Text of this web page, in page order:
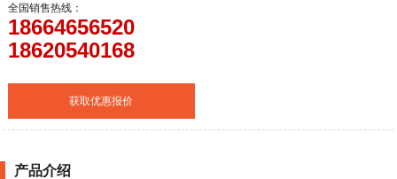
全国销售热线：
18664656520
18620540168
获取优惠报价
产品介绍